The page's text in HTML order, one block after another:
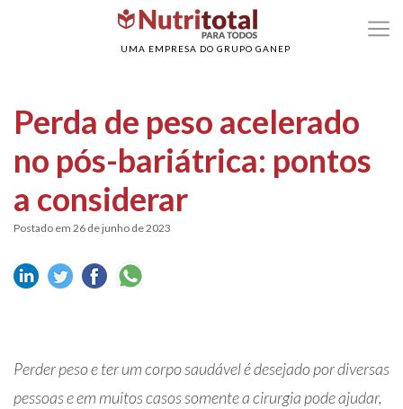
UMA EMPRESA DO GRUPO GANEP
>Perda de peso acelerado no pós-bariátrica: pontos a
Perda de peso acelerado
no pós-bariátrica: pontos
a considerar
Postado em 26 de junho de 2023
Perder peso e ter um corpo saudável é desejado por diversas
pessoas e em muitos casos somente a cirurgia pode ajudar,